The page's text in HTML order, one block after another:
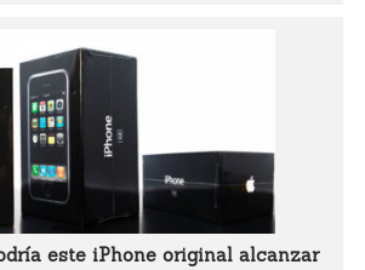
este iPhone original alcanzar